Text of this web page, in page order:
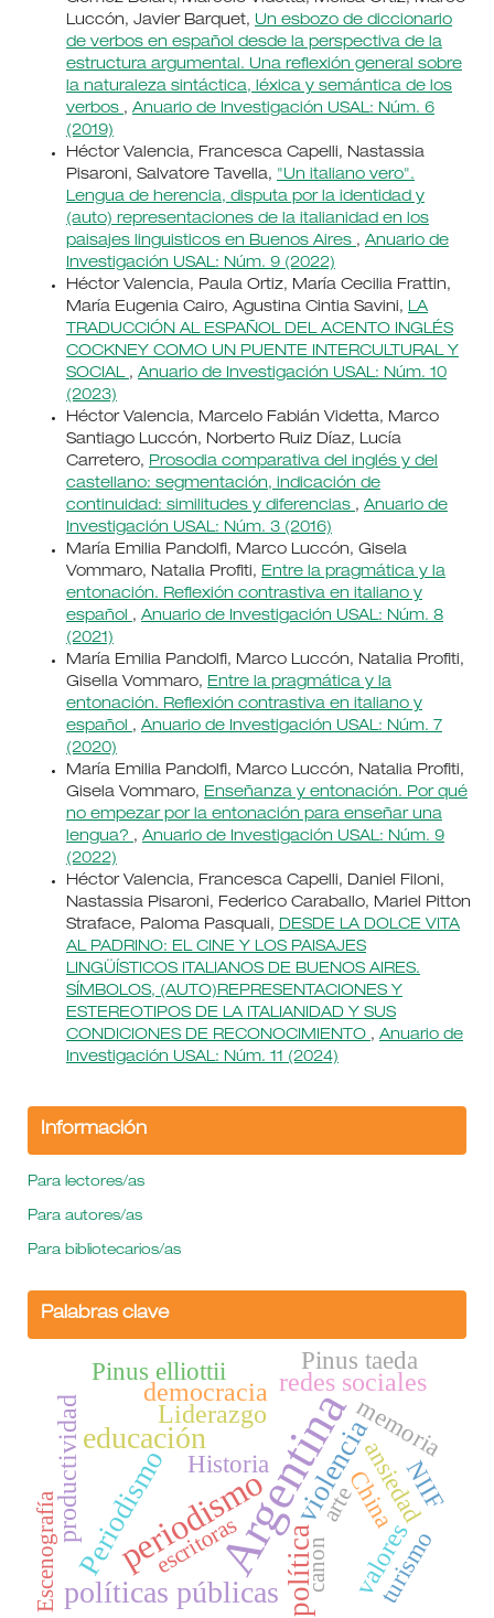
Luccón, Javier Barquet, Un esbozo de diccionario
de verbos en español desde la perspectiva de la
estructura argumental. Una reflexión general sobre
la naturaleza sintáctica, léxica y semántica de los
verbos , Anuario de Investigación USAL: Núm. 6
(2019)
Héctor Valencia, Francesca Capelli, Nastassia
Pisaroni, Salvatore Tavella, "Un italiano vero".
Lengua de herencia, disputa por la identidad y
(auto) representaciones de la italianidad en los
paisajes linguisticos en Buenos Aires , Anuario de
Investigación USAL: Núm. 9 (2022)
Héctor Valencia, Paula Ortiz, María Cecilia Frattin,
María Eugenia Cairo, Agustina Cintia Savini, LA
TRADUCCIÓN AL ESPAÑOL DEL ACENTO INGLÉS
COCKNEY COMO UN PUENTE INTERCULTURAL Y
SOCIAL , Anuario de Investigación USAL: Núm. 10
(2023)
Héctor Valencia, Marcelo Fabián Videtta, Marco
Santiago Luccón, Norberto Ruiz Díaz, Lucía
Carretero, Prosodia comparativa del inglés y del
castellano: segmentación, indicación de
continuidad: similitudes y diferencias , Anuario de
Investigación USAL: Núm. 3 (2016)
María Emilia Pandolfi, Marco Luccón, Gisela
Vommaro, Natalia Profiti, Entre la pragmática y la
entonación. Reflexión contrastiva en italiano y
español , Anuario de Investigación USAL: Núm. 8
(2021)
María Emilia Pandolfi, Marco Luccón, Natalia Profiti,
Gisella Vommaro, Entre la pragmática y la
entonación. Reflexión contrastiva en italiano y
español , Anuario de Investigación USAL: Núm. 7
(2020)
María Emilia Pandolfi, Marco Luccón, Natalia Profiti,
Gisela Vommaro, Enseñanza y entonación. Por qué
no empezar por la entonación para enseñar una
lengua? , Anuario de Investigación USAL: Núm. 9
(2022)
Héctor Valencia, Francesca Capelli, Daniel Filoni,
Nastassia Pisaroni, Federico Caraballo, Mariel Pitton
Straface, Paloma Pasquali, DESDE LA DOLCE VITA
AL PADRINO: EL CINE Y LOS PAISAJES
LINGÜÍSTICOS ITALIANOS DE BUENOS AIRES.
SÍMBOLOS, (AUTO)REPRESENTACIONES Y
ESTEREOTIPOS DE LA ITALIANIDAD Y SUS
CONDICIONES DE RECONOCIMIENTO , Anuario de
Investigación USAL: Núm. 11 (2024)
Información
Para lectores/as
Para autores/as
Para bibliotecarios/as
Palabras clave
Argentina
periodismo
educación
políticas públicas
Periodismo política
violencia
Liderazgo
redes sociales
valores
democracia
productividad China
ansiedad
Historia
Pinus elliottii Pinus taeda
memoria
turismo
NIIF
canon
escritoras
Escenografía arte